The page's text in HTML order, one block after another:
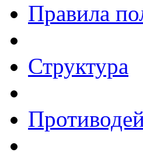
Правила
Структура